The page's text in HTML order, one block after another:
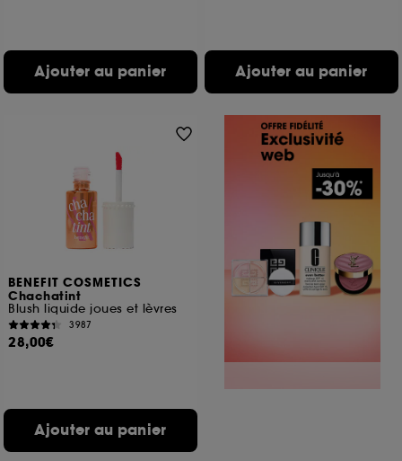
Ajouter au panier Ajouter au panier
BENEFIT COSMETICS
Chachatint
Blush liquide joues et lèvres
3987
28,00€
Ajouter au panier